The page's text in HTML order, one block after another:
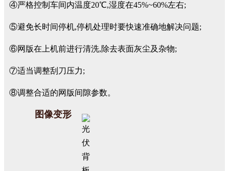
④严格控制车间内温度20℃,湿度在45%~60%左右;
⑤避免长时间停机,停机处理时要快速准确地解决问题;
⑥网版在上机前进行清洗,除去表面灰尘及杂物;
⑦适当调整刮刀压力;
⑧调整合适的网版间隙参数。
图像变形